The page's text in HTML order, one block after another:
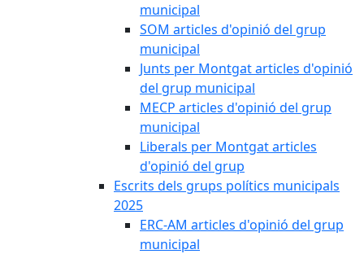
municipal
SOM articles d'opinió del grup
municipal
Junts per Montgat articles d'opinió
del grup municipal
MECP articles d'opinió del grup
municipal
Liberals per Montgat articles
d'opinió del grup
Escrits dels grups polítics municipals
2025
ERC-AM articles d'opinió del grup
municipal